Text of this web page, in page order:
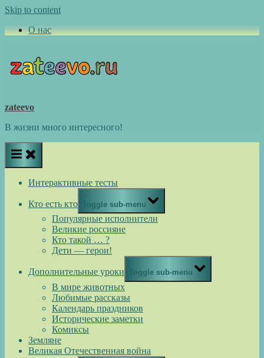
Skip to content
О нас
zateevo
В жизни много интересного!
Интерактивные тесты
Кто есть кто Toggle sub-menu
Популярные исполнители
Великие россияне
Кто такой … ?
Дети — герои!
Дополнительные уроки Toggle sub-menu
В мире животных
Любимые рассказы
Календарь праздников
Исторические заметки
Комиксы
Земляне
Великая Отечественная война